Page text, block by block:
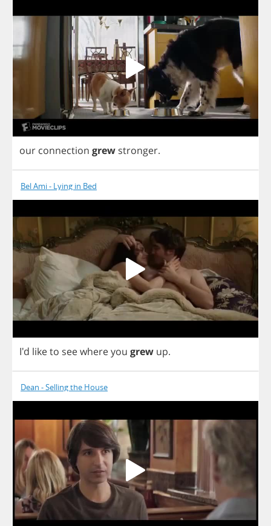
our connection grew stronger.
Bel Ami - Lying in Bed
I'd liketo seewhereyou grew up.
Dean - Selling the House